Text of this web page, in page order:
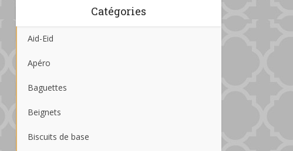
Catégories
Aid-Eid
Apéro
Baguettes
Beignets
Biscuits de base